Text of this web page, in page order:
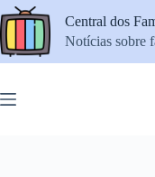
Pular
para
o
conteúdo
Central dos
Notícias sobre